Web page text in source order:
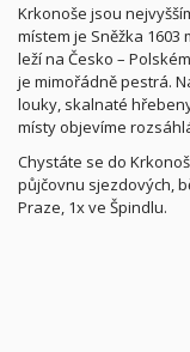
Krkonoše jsou
místem je Sněžka 1603
leží na Česko –
je mimořádně pestrá.
louky, skalnaté
místy objevíme
Chystáte se do
půjčovnu sjezdových,
Praze, 1x ve Špindlu.